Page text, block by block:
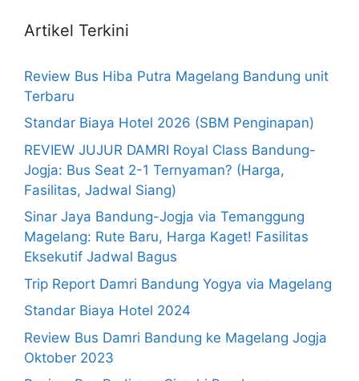
Artikel Terkini
Review Bus Hiba Putra Magelang Bandung unit
Terbaru
Standar Biaya Hotel 2026 (SBM Penginapan)
REVIEW JUJUR DAMRI Royal Class Bandung-
Jogja: Bus Seat 2-1 Ternyaman? (Harga,
Fasilitas, Jadwal Siang)
Sinar Jaya Bandung-Jogja via Temanggung
Magelang: Rute Baru, Harga Kaget! Fasilitas
Eksekutif Jadwal Bagus
Trip Report Damri Bandung Yogya via Magelang
Standar Biaya Hotel 2024
Review Bus Damri Bandung ke Magelang Jogja
Oktober 2023